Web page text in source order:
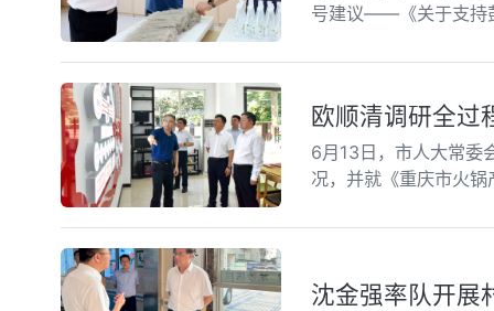
号建议——《关于支持
欧顺清调研全过
6月13日，市人大常委
况，并就《重庆市火
沈金强率队开展